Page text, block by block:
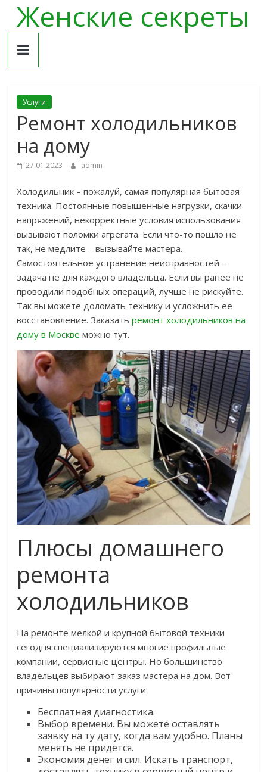
Skip
content
Женские секреты
Услуги
Ремонт холодильников
на дому
27.01.2023 admin
Холодильник – пожалуй, самая популярная бытовая
техника. Постоянные повышенные нагрузки, скачки
напряжений, некорректные условия использования
вызывают поломки агрегата. Если что-то пошло не
так, не медлите – вызывайте мастера.
Самостоятельное устранение неисправностей –
задача не для каждого владельца. Если вы ранее не
проводили подобных операций, лучше не рискуйте.
Так вы можете доломать технику и усложнить ее
восстановление. Заказатьремонт холодильников на
дому в Москве можно тут.
Плюсы домашнего
ремонта
холодильников
На ремонте мелкой и крупной бытовой техники
сегодня специализируются многие профильные
компании, сервисные центры. Но большинство
владельцев выбирают заказ мастера на дом. Вот
причины популярности услуги:
Бесплатная диагностика.
Выбор времени. Вы можете оставлять
заявку на ту дату, когда вам удобно. Планы
менять не придется.
Экономия денег и сил. Искать транспорт,